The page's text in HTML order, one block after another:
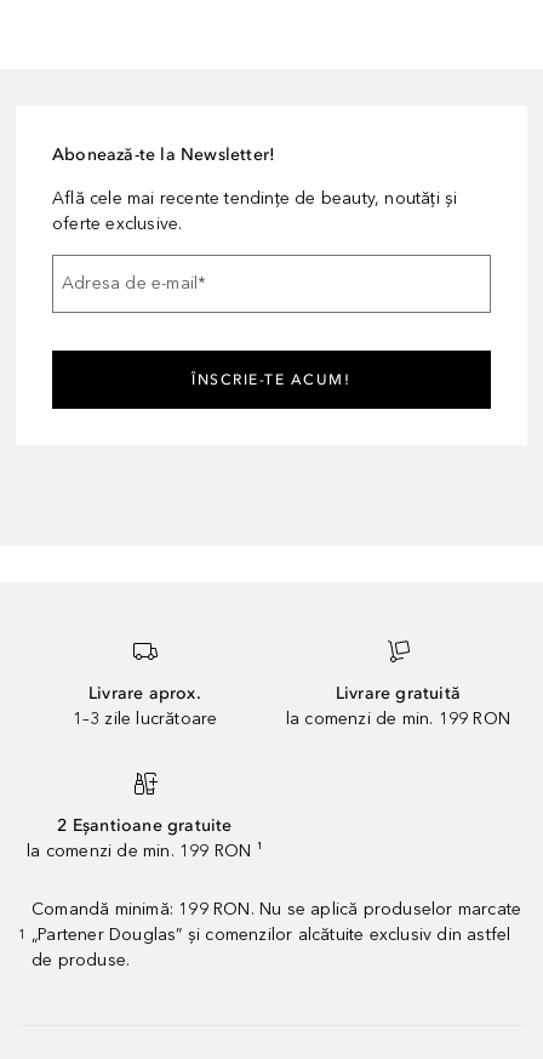
Abonează-te la Newsletter!
Află cele mai recente tendințe de beauty, noutăți și
oferte exclusive.
Adresa de e-mail*
ÎNSCRIE-TE ACUM!
Livrare aprox.
1–3 zile lucrătoare
Livrare gratuită
la comenzi de min. 199 RON
2 Eșantioane gratuite
la comenzi de min. 199 RON ¹
1
Comandă minimă: 199 RON. Nu se aplică produselor marcate
„Partener Douglas” și comenzilor alcătuite exclusiv din astfel
de produse.